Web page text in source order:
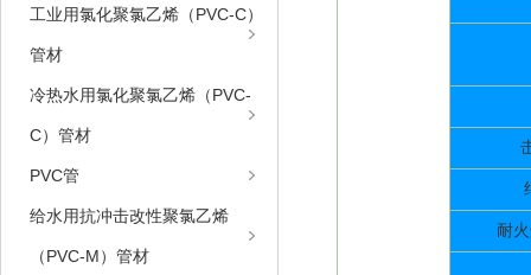
工业用氯化聚氯乙烯（PVC-C）
管材
冷热水用氯化聚氯乙烯（PVC-
C）管材
PVC管
给水用抗冲击改性聚氯乙烯
（PVC-M）管材
耐